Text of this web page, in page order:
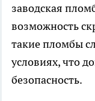
заводская
возможность
такие пломбы
условиях, что
безопасность.